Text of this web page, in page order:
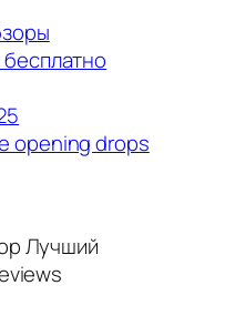
бесплатно
opening drops
Лучший